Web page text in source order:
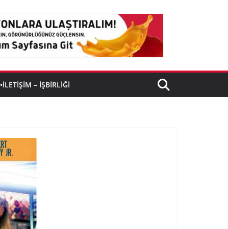
•İLETIŞIM – İŞBIRLIĞI